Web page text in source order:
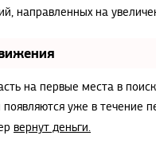
направленных на
на первые места в
уже в течение
вернут деньги.